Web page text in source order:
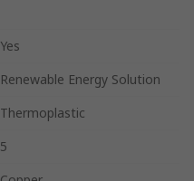
Yes
Renewable Energy Solution
Thermoplastic
5